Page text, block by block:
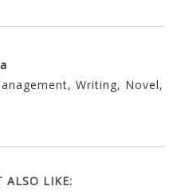
Writing, Novel,
ALSO LIKE: